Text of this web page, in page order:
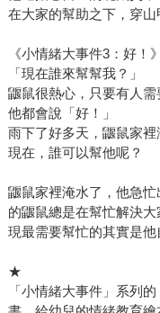
在大家的幫助之下，穿山
《小情緒大事件3：好！》
「現在誰來幫幫我？」
鼴鼠很熱心，只要有人需
他都會說「好！」
雨下了好多天，鼴鼠家
現在，誰可以幫他呢？
鼴鼠家裡淹水了，他急
的鼴鼠總是在幫忙解決
現最需要幫忙的其實是他
★
「小情緒大事件」系列